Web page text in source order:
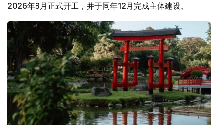
2026年8月正式开工，并于同年12月完成主体建设。